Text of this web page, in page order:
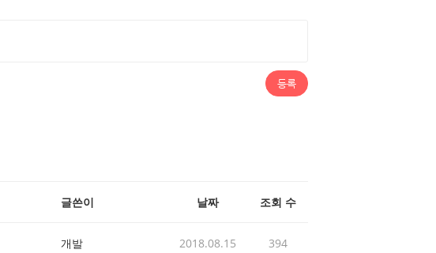
등록
글쓴이 날짜 조회 수
개발 2018.08.15 394